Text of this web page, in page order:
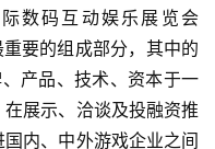
数码互动娱乐展览会
要的组成部分，其中的
产品、技术、资本于一
展示、洽谈及投融资推
内、中外游戏企业之间